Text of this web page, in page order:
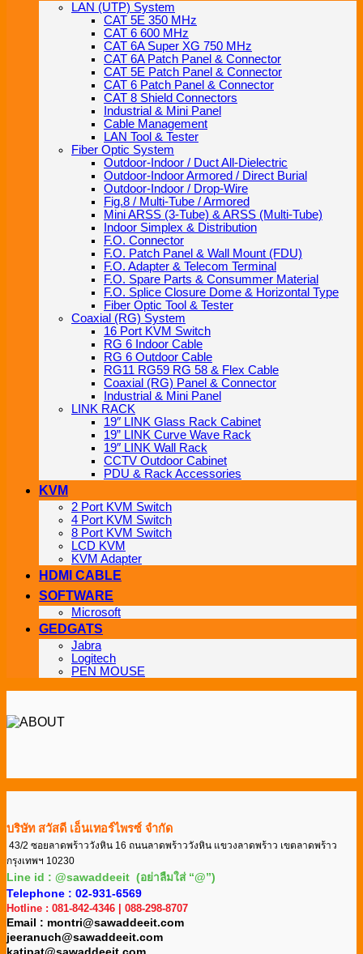
LAN (UTP) System
CAT 5E 350 MHz
CAT 6 600 MHz
CAT 6A Super XG 750 MHz
CAT 6A Patch Panel & Connector
CAT 5E Patch Panel & Connector
CAT 6 Patch Panel & Connector
CAT 8 Shield Connectors
Industrial & Mini Panel
Cable Management
LAN Tool & Tester
Fiber Optic System
Outdoor-Indoor / Duct All-Dielectric
Outdoor-Indoor Armored / Direct Burial
Outdoor-Indoor / Drop-Wire
Fig.8 / Multi-Tube / Armored
Mini ARSS (3-Tube) & ARSS (Multi-Tube)
Indoor Simplex & Distribution
F.O. Connector
F.O. Patch Panel & Wall Mount (FDU)
F.O. Adapter & Telecom Terminal
F.O. Spare Parts & Consummer Material
F.O. Splice Closure Dome & Horizontal Type
Fiber Optic Tool & Tester
Coaxial (RG) System
16 Port KVM Switch
RG 6 Indoor Cable
RG 6 Outdoor Cable
RG11 RG59 RG 58 & Flex Cable
Coaxial (RG) Panel & Connector
Industrial & Mini Panel
LINK RACK
19″ LINK Glass Rack Cabinet
19” LINK Curve Wave Rack
19″ LINK Wall Rack
CCTV Outdoor Cabinet
PDU & Rack Accessories
KVM
2 Port KVM Switch
4 Port KVM Switch
8 Port KVM Switch
LCD KVM
KVM Adapter
HDMI CABLE
SOFTWARE
Microsoft
GEDGATS
Jabra
Logitech
PEN MOUSE
บริษัท สวัสดี เอ็นเทอร์ไพรซ์ จำกัด
43/2 ซอยลาดพร้าววังหิน 16 ถนนลาดพร้าววังหิน แขวงลาดพร้าว เขตลาดพร้าว
กรุงเทพฯ 10230
Line id : @sawaddeeit (อย่าลืมใส่ “@”)
Telephone : 02-931-6569
Hotline : 081-842-4346 | 088-298-8707
Email : montri@sawaddeeit.com
jeeranuch@sawaddeeit.com